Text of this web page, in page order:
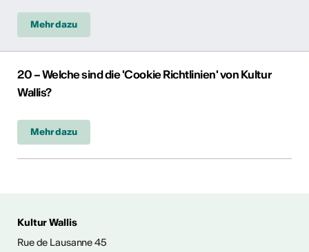
& KONTAKT
Mehr dazu
20 – Welche sind die 'Cookie Richtlinien' von Kultur
Wallis?
Mehr dazu
Kultur Wallis
Rue de Lausanne 45